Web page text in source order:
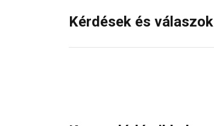
Kérdések és válaszok